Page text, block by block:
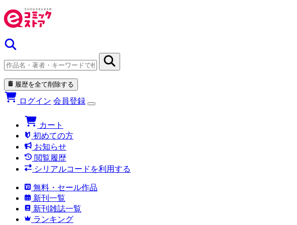
履歴を全て削除する
ログイン 会員登録
カート
初めての方
お知らせ
閲覧履歴
シリアルコードを利用する
無料・セール作品
新刊一覧
新刊雑誌一覧
ランキング